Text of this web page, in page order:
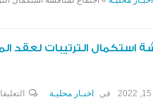
استكمال الترتيبات لعقد
في اخبـار محليـة